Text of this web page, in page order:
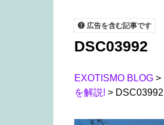
広告を含む記事です
DSC03992
EXOTISMO BLOG >
を解説! > DSC03992